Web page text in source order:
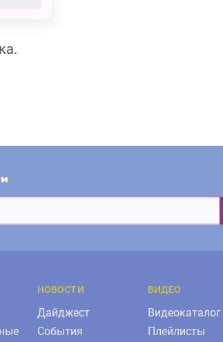
НОВОСТИ
Дайджест
События
ВИДЕО
Видеокаталог
Плейлисты